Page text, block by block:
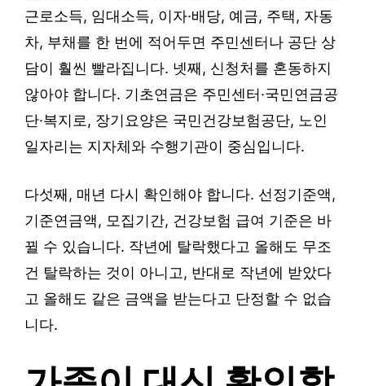
근로소득, 임대소득, 이자·배당, 예금, 주택, 자동
차, 부채를 한 번에 적어두면 주민센터나 공단 상
담이 훨씬 빨라집니다. 넷째, 신청처를 혼동하지
않아야 합니다. 기초연금은 주민센터·국민연금공
단·복지로, 장기요양은 국민건강보험공단, 노인
일자리는 지자체와 수행기관이 중심입니다.
다섯째, 매년 다시 확인해야 합니다. 선정기준액,
기준연금액, 모집기간, 건강보험 급여 기준은 바
뀔 수 있습니다. 작년에 탈락했다고 올해도 무조
건 탈락하는 것이 아니고, 반대로 작년에 받았다
고 올해도 같은 금액을 받는다고 단정할 수 없습
니다.